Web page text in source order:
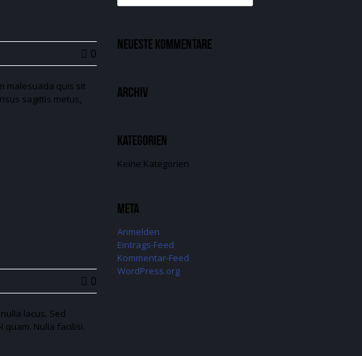
0
malesuada quis sit
sagittis metus,
0
lacus. Sed
quam. Nulla facilisi.
Neueste Kommentare
Archiv
Kategorien
Keine Kategorien
Meta
Anmelden
Eintrags-Feed
Kommentar-Feed
WordPress.org